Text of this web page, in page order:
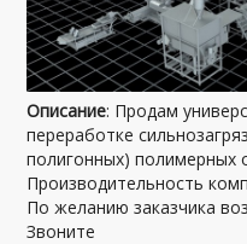
Описание: Продам
переработке
полигонных) полимерных
Производительность
По желанию заказчика
Звоните